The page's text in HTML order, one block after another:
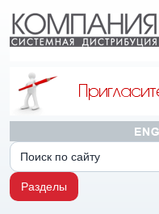
Разделы